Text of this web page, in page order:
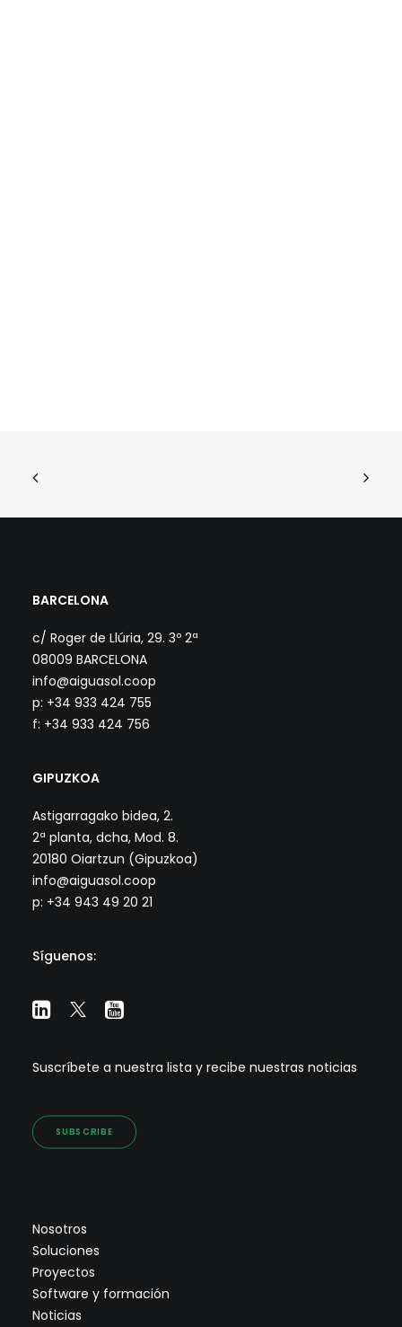
BARCELONA
c/ Roger de Llúria, 29. 3º 2ª
08009 BARCELONA
info@aiguasol.coop
p: +34 933 424 755
f: +34 933 424 756
GIPUZKOA
Astigarragako bidea, 2.
2ª planta, dcha, Mod. 8.
20180 Oiartzun (Gipuzkoa)
info@aiguasol.coop
p: +34 943 49 20 21
Síguenos:
Suscríbete a nuestra lista y recibe nuestras noticias
SUBSCRIBE
Nosotros
Soluciones
Proyectos
Software y formación
Noticias